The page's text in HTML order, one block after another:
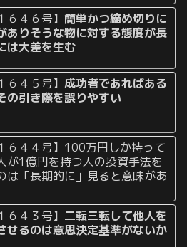
６４６号】簡単かつ締め切りに
ありそうな物に対する態度が長
は大差を生む
６４５号】成功者であればある
の引き際を誤りやすい
６４４号】100万円しか持って
が1億円を持つ人の投資手法を
は「長期的に」見ると意味があ
６４３号】 二転三転して他人を
せるのは意思決定基準がないか